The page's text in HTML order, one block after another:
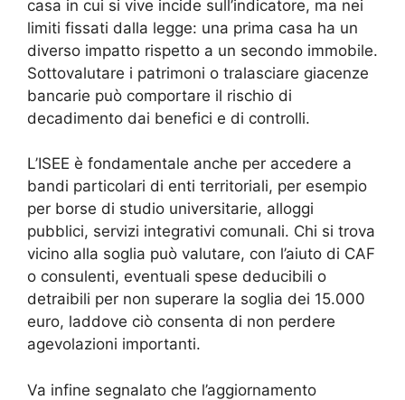
casa in cui si vive incide sull’indicatore, ma nei
limiti fissati dalla legge: una prima casa ha un
diverso impatto rispetto a un secondo immobile.
Sottovalutare i patrimoni o tralasciare giacenze
bancarie può comportare il rischio di
decadimento dai benefici e di controlli.
L’ISEE è fondamentale anche per accedere a
bandi particolari di enti territoriali, per esempio
per borse di studio universitarie, alloggi
pubblici, servizi integrativi comunali. Chi si trova
vicino alla soglia può valutare, con l’aiuto di CAF
o consulenti, eventuali spese deducibili o
detraibili per non superare la soglia dei 15.000
euro, laddove ciò consenta di non perdere
agevolazioni importanti.
Va infine segnalato che l’aggiornamento